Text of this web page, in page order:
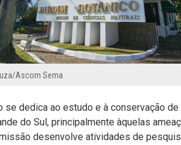
Ascom Sema
se dedica ao estudo e à conservação
do Sul, principalmente àquelas
desenvolve atividades de